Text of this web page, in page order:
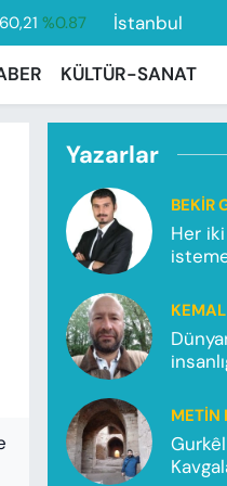
%0.18
%0.32
%0.38
%0.03
%0.87
İstanbul
KÜLTÜR-SANAT
Yazarlar
BEKIR
Her
METIN